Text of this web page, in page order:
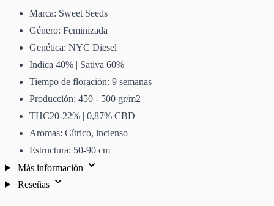
Marca: Sweet Seeds
Género: Feminizada
Genética: NYC Diesel
Indica 40% | Sativa 60%
Tiempo de floración: 9 semanas
Producción: 450 - 500 gr/m2
THC20-22% | 0,87% CBD
Aromas: Cítrico, incienso
Estructura: 50-90 cm
Más información
Reseñas